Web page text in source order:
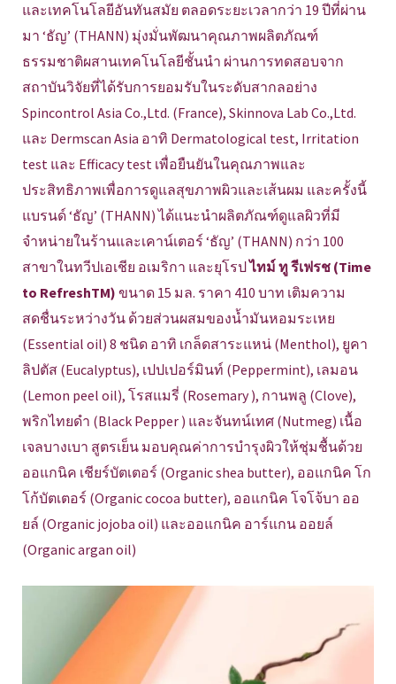
และเทคโนโลยีอันทันสมัย ตลอดระยะเวลากว่า 19 ปีที่ผ่าน
มา ‘ธัญ’ (THANN) มุ่งมั่นพัฒนาคุณภาพผลิตภัณฑ์
ธรรมชาติผสานเทคโนโลยีชั้นนำ ผ่านการทดสอบจาก
สถาบันวิจัยที่ได้รับการยอมรับในระดับสากลอย่าง
Spincontrol Asia Co.,Ltd. (France), Skinnova Lab Co.,Ltd.
และ Dermscan Asia อาทิ Dermatological test, Irritation
test และ Efficacy test เพื่อยืนยันในคุณภาพและ
ประสิทธิภาพเพื่อการดูแลสุขภาพผิวและเส้นผม และครั้งนี้
แบรนด์ ‘ธัญ’ (THANN) ได้แนะนำผลิตภัณฑ์ดูแลผิวที่มี
จำหน่ายในร้านและเคาน์เตอร์ ‘ธัญ’ (THANN) กว่า 100
สาขาในทวีปเอเชีย อเมริกา และยุโรปไทม์ ทู รีเฟรช (Time
to RefreshTM) ขนาด 15 มล. ราคา 410 บาท เติมความ
สดชื่นระหว่างวัน ด้วยส่วนผสมของน้ำมันหอมระเหย
(Essential oil) 8 ชนิด อาทิ เกล็ดสาระแหน่ (Menthol), ยูคา
ลิปตัส (Eucalyptus), เปปเปอร์มินท์ (Peppermint), เลมอน
(Lemon peel oil), โรสแมรี่ (Rosemary ), กานพลู (Clove),
พริกไทยดำ (Black Pepper ) และจันทน์เทศ (Nutmeg) เนื้อ
เจลบางเบา สูตรเย็น มอบคุณค่าการบำรุงผิวให้ชุ่มชื้นด้วย
ออแกนิค เชียร์บัตเตอร์ (Organic shea butter), ออแกนิค โก
โก้บัตเตอร์ (Organic cocoa butter), ออแกนิค โจโจ้บา ออ
ยล์ (Organic jojoba oil) และออแกนิค อาร์แกน ออยล์
(Organic argan oil)